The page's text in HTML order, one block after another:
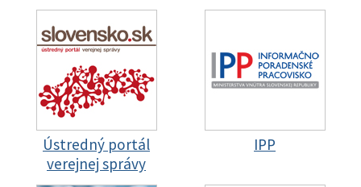
Ústredný portál
verejnej správy
IPP